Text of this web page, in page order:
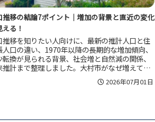
推移の結論7ポイント｜増加の背景と直近の変化
る！
推移を知りたい人向けに、最新の推計人口と住
口の違い、1970年以降の長期的な増加傾向、
換が見られる背景、社会増と自然減の関係、
計まで整理しました。大村市がなぜ増えてき
れからどう読むべきかが分かります。2026年07月01日